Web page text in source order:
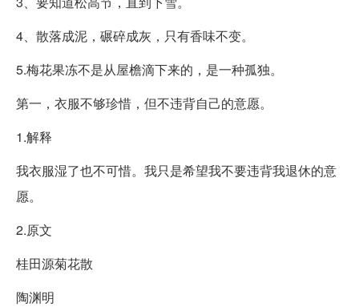
4、散落成泥，碾碎成灰，只有香味不变。
5.梅花果冻不是从屋檐滴下来的，是一种孤独。
第一，衣服不够珍惜，但不违背自己的意愿。
1.解释
我衣服湿了也不可惜。我只是希望我不要违背我退休的意
愿。
2.原文
桂田源菊花散
陶渊明